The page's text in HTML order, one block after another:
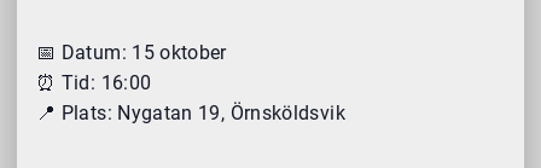
📅 Datum: 15 oktober
⏰ Tid: 16:00
📍 Plats: Nygatan 19, Örnsköldsvik